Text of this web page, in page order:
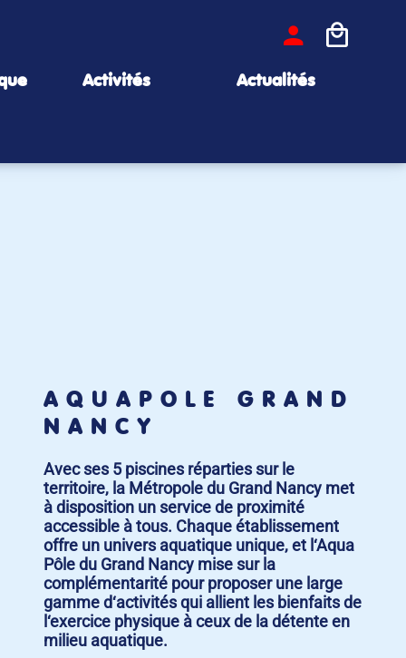
Activités Actualités
AQUAPÔLE GRAND
NANCY
Avec ses 5 piscines réparties sur le
territoire, la Métropole du Grand Nancy met
à disposition un service de proximité
accessible à tous. Chaque établissement
offre un univers aquatique unique, et l‘Aqua
Pôle du Grand Nancy mise sur la
complémentarité pour proposer une large
gamme d‘activités qui allient les bienfaits de
l‘exercice physique à ceux de la détente en
milieu aquatique.